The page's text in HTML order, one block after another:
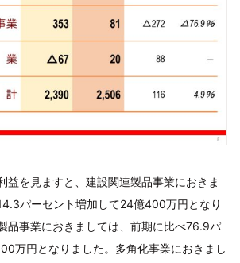
益を見ますと、建設関連製品事業におきま
パーセント増加して24億400万円となり
品事業におきましては、前期に比べ76.9パ
万円となりました。多角化事業におきまし